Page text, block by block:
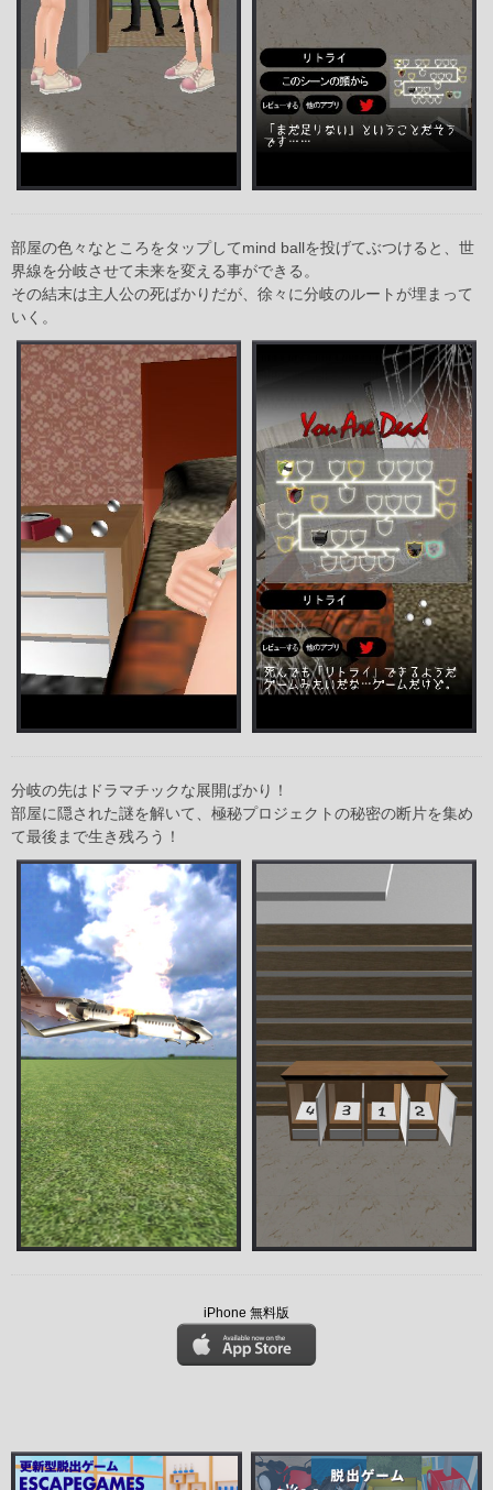
部屋の色々なところをタップしてmind ballを投げてぶつけると、世
界線を分岐させて未来を変える事ができる。
その結末は主人公の死ばかりだが、徐々に分岐のルートが埋まって
いく。
分岐の先はドラマチックな展開ばかり！
部屋に隠された謎を解いて、極秘プロジェクトの秘密の断片を集め
て最後まで生き残ろう！
iPhone 無料版